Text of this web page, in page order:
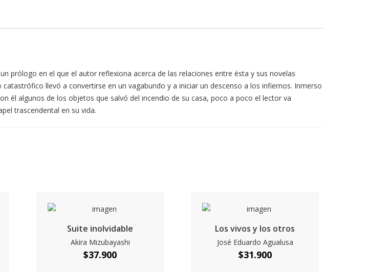
prólogo en el que el autor reflexiona acerca de las relaciones entre ésta y sus novelas
llevó a convertirse en un vagabundo y a iniciar un descenso a los infiernos. Inmerso
él algunos de los objetos que salvó del incendio de su casa, poco a poco el lector va
trascendental en su vida.
Suite inolvidable
Akira Mizubayashi
$37.900
Los vivos y los otros
José Eduardo Agualusa
$31.900